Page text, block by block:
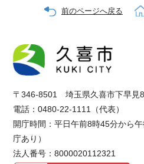
前のページへ戻る
〒346-8501 埼玉県久喜市下早見
電話：0480-22-1111（代表）
開庁時間：平日午前8時45分から
庁あり）
法人番号：8000020112321